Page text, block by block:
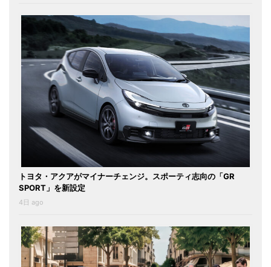
トヨタ・アクアがマイナーチェンジ。スポーティ志向の「GR
SPORT」を新設定
4日 ago